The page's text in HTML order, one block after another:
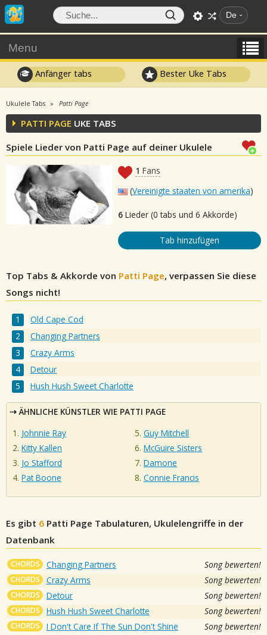
De
Menu
Anfänger tabs Bester Uke Tabs
Ukulele Tabs Patti Page
PATTI PAGE UKE TABS
Spiele Lieder von Patti Page auf deiner Ukulele
1 Fans
(Vereinigte staaten von amerika)
6 Lieder (0 tabs und 6 Akkorde)
Tab hinzufügen
Top Tabs & Akkorde von Patti Page, verpassen Sie diese
Songs nicht!
Old Cape Cod
Changing Partners
Crazy Arms
Detour
Hush Hush Sweet Charlotte
ÄHNLICHE KÜNSTLER WIE PATTI PAGE
Johnnie Ray
Kitty Kallen
Jo Stafford
Pat Boone
Guy Mitchell
McGuire Sisters
Damone
Connie Francis
Es gibt 6 Patti Page Tabulaturen, Ukulelengriffe in der
Datenbank
CHORDS Changing Partners Song bewerten!
CHORDS Crazy Arms Song bewerten!
CHORDS Detour Song bewerten!
CHORDS Hush Hush Sweet Charlotte Song bewerten!
CHORDS I Don't Care If The Sun Don't Shine Song bewerten!